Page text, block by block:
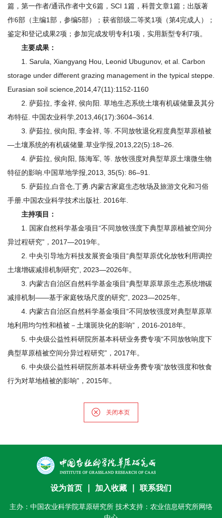
合
作
研
究
养
学
术
篇，第一作者/通讯作者中文6篇，SCI 1篇，科普文章1篇；出版著
作6部（主编1部，参编5部）；获省部级二等奖1项（第4完成人）；
鉴定和登记成果2项；参加完成发明专利1项，实用新型专利7项。
主要成果：
1. Sarula, Xiangyang Hou, Leonid Ubugunov, et al. Carbon
storage under different grazing management in the typical steppe.
Eurasian soil science,2014,47(11):1152-1160
2. 萨茹拉, 李金祥, 侯向阳. 草地生态系统土壤有机碳储量及其分
布特征. 中国农业科学,2013,46(17):3604–3614.
3. 萨茹拉, 侯向阳, 李金祥, 等. 不同放牧退化程度典型草原植被
—土壤系统的有机碳储量.草业学报,2013,22(5):18–26.
4. 萨茹拉, 侯向阳, 陈海军, 等. 放牧强度对典型草原土壤微生物
特征的影响.中国草地学报,2013, 35(5): 86–91.
5. 萨茹拉,白音仓,丁勇.内蒙古家庭生态牧场及旅游文化和习俗
手册.中国农业科学技术出版社. 2016年.
主持项目：
1. 国家自然科学基金项目“不同放牧强度下典型草原植被空间分
异过程研究”，2017—2019年。
2. 中央引导地方科技发展资金项目“典型草原优化放牧利用调控
土壤增碳减排机制研究”, 2023—2026年。
3. 内蒙古自治区自然科学基金项目“典型草原草原生态系统增碳
减排机制——基于家庭牧场尺度的研究”, 2023—2025年。
4. 内蒙古自治区自然科学基金项目“不同放牧强度对典型草原草
地利用均匀性和植被－土壤斑块化的影响”，2016-2018年。
5. 中央级公益性科研院所基本科研业务费专项“不同放牧响度下
典型草原植被空间分异过程研究”，2017年。
6. 中央级公益性科研院所基本科研业务费专项“放牧强度和牧食
行为对草地植被的影响”，2015年。
关闭本页
设为首页 加入收藏 联系我们
主办：中国农业科学院草原研究所 技术支持：农业信息研究所网络